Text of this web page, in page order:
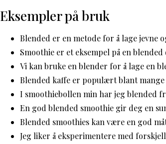
Eksempler på bruk
Blended er en metode for å lage jevne
Smoothie er et eksempel på en
Vi kan bruke en blender for å lage en
Blended kaffe er populært blant mange
I smoothiebollen min har jeg blended
En god blended smoothie gir deg en
Blended smoothies kan være en god
Jeg liker å eksperimentere med